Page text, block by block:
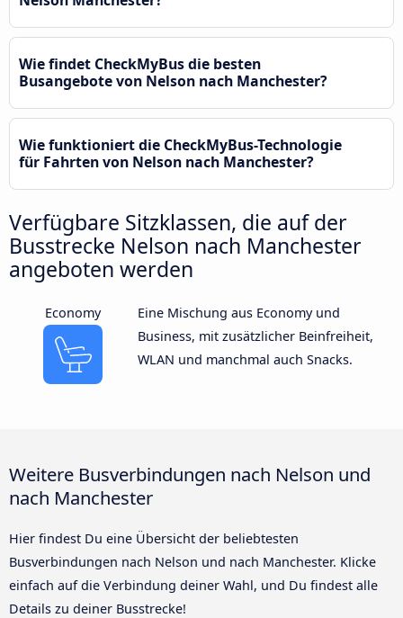
Wie findet CheckMyBus die besten
Busangebote von Nelson nach Manchester?
Wie funktioniert die CheckMyBus-Technologie
für Fahrten von Nelson nach Manchester?
Verfügbare Sitzklassen, die auf der
Busstrecke Nelson nach Manchester
angeboten werden
Economy
Eine Mischung aus Economy und
Business, mit zusätzlicher Beinfreiheit,
WLAN und manchmal auch Snacks.
Weitere Busverbindungen nach Nelson und
nach Manchester
Hier findest Du eine Übersicht der beliebtesten
Busverbindungen nach Nelson und nach Manchester. Klicke
einfach auf die Verbindung deiner Wahl, und Du findest alle
Details zu deiner Busstrecke!